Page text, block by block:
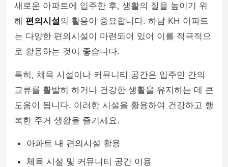
새로운 아파트에 입주한 후, 생활의 질을 높이기 위
해 편의시설의 활용이 중요합니다. 하남 KH 아파트
는 다양한 편의시설이 마련되어 있어 이를 적극적으
로 활용하는 것이 좋습니다.
특히, 체육 시설이나 커뮤니티 공간은 입주민 간의
교류를 활발히 하거나 건강한 생활을 유지하는 데 큰
도움이 됩니다. 이러한 시설을 활용하여 건강하고 행
복한 주거 생활을 즐기세요.
아파트 내 편의시설 활용
체육 시설 및 커뮤니티 공간 이용